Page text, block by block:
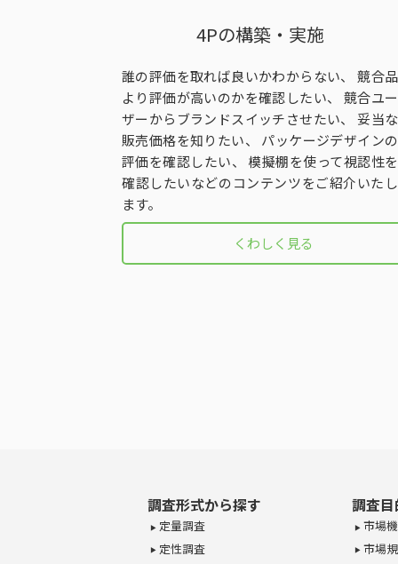
4Pの構築・実施
誰の評価を取れば良いかわからない、 競合品
より評価が高いのかを確認したい、 競合ユー
ザーからブランドスイッチさせたい、 妥当な
販売価格を知りたい、 パッケージデザインの
評価を確認したい、 模擬棚を使って視認性を
確認したいなどのコンテンツをご紹介いたし
ます。
くわしく見る
調査形式から探す
定量調査
定性調査
調査
市場
市場